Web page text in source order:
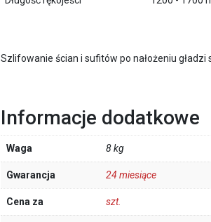
Szlifowanie ścian i sufitów po nałożeniu gładzi
Informacje dodatkowe
Waga 8 kg
Gwarancja 24 miesiące
Cena za szt.